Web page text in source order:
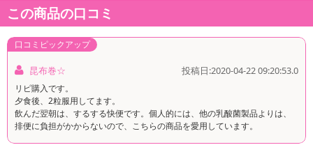
この商品の口コミ
口コミピックアップ
昆布巻☆ 投稿日:2020-04-22 09:20:53.0
リピ購入です。
夕食後、2粒服用してます。
飲んだ翌朝は、するする快便です。個人的には、他の乳酸菌製品よりは、
排便に負担がかからないので、こちらの商品を愛用しています。